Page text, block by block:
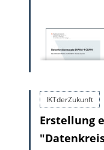
IKTderZukunft
Erstellung